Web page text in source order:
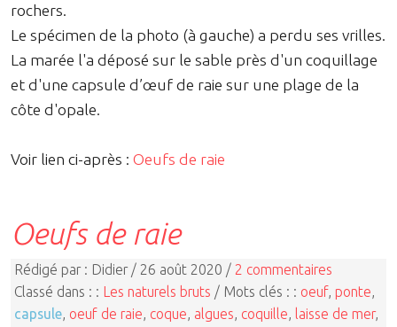
rochers.
Le spécimen de la photo (à gauche) a perdu ses vrilles.
La marée l'a déposé sur le sable près d'un coquillage
et d'une capsule d’œuf de raie sur une plage de la
côte d'opale.
Voir lien ci-après : Oeufs de raie
Oeufs de raie
Rédigé par : Didier / 26 août 2020 / 2 commentaires
Classé dans : : Les naturels bruts / Mots clés : : oeuf, ponte,
capsule, oeuf de raie, coque, algues, coquille, laisse de mer,